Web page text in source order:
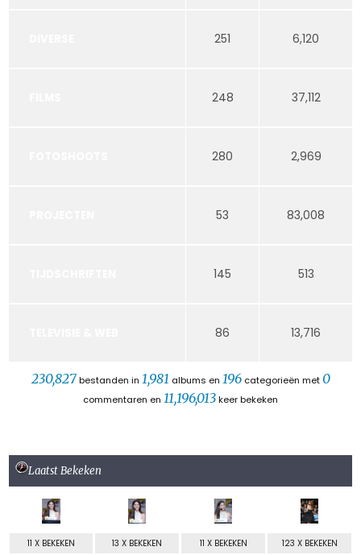
251 6,120
248 37,112
280 2,969
53 83,008
145 513
86 13,716
230,827bestanden in 1,981 albums en 196categorieën met0
commentaren en 11,196,013keer bekeken
Laatst Bekeken
11 X BEKEKEN
13 X BEKEKEN
11 X BEKEKEN
123 X BEKEKEN